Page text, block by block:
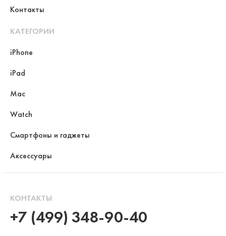
Контакты
КАТЕГОРИИ
iPhone
iPad
Mac
Watch
Смартфоны и гаджеты
Аксессуары
КОНТАКТЫ
+7 (499) 348-90-40